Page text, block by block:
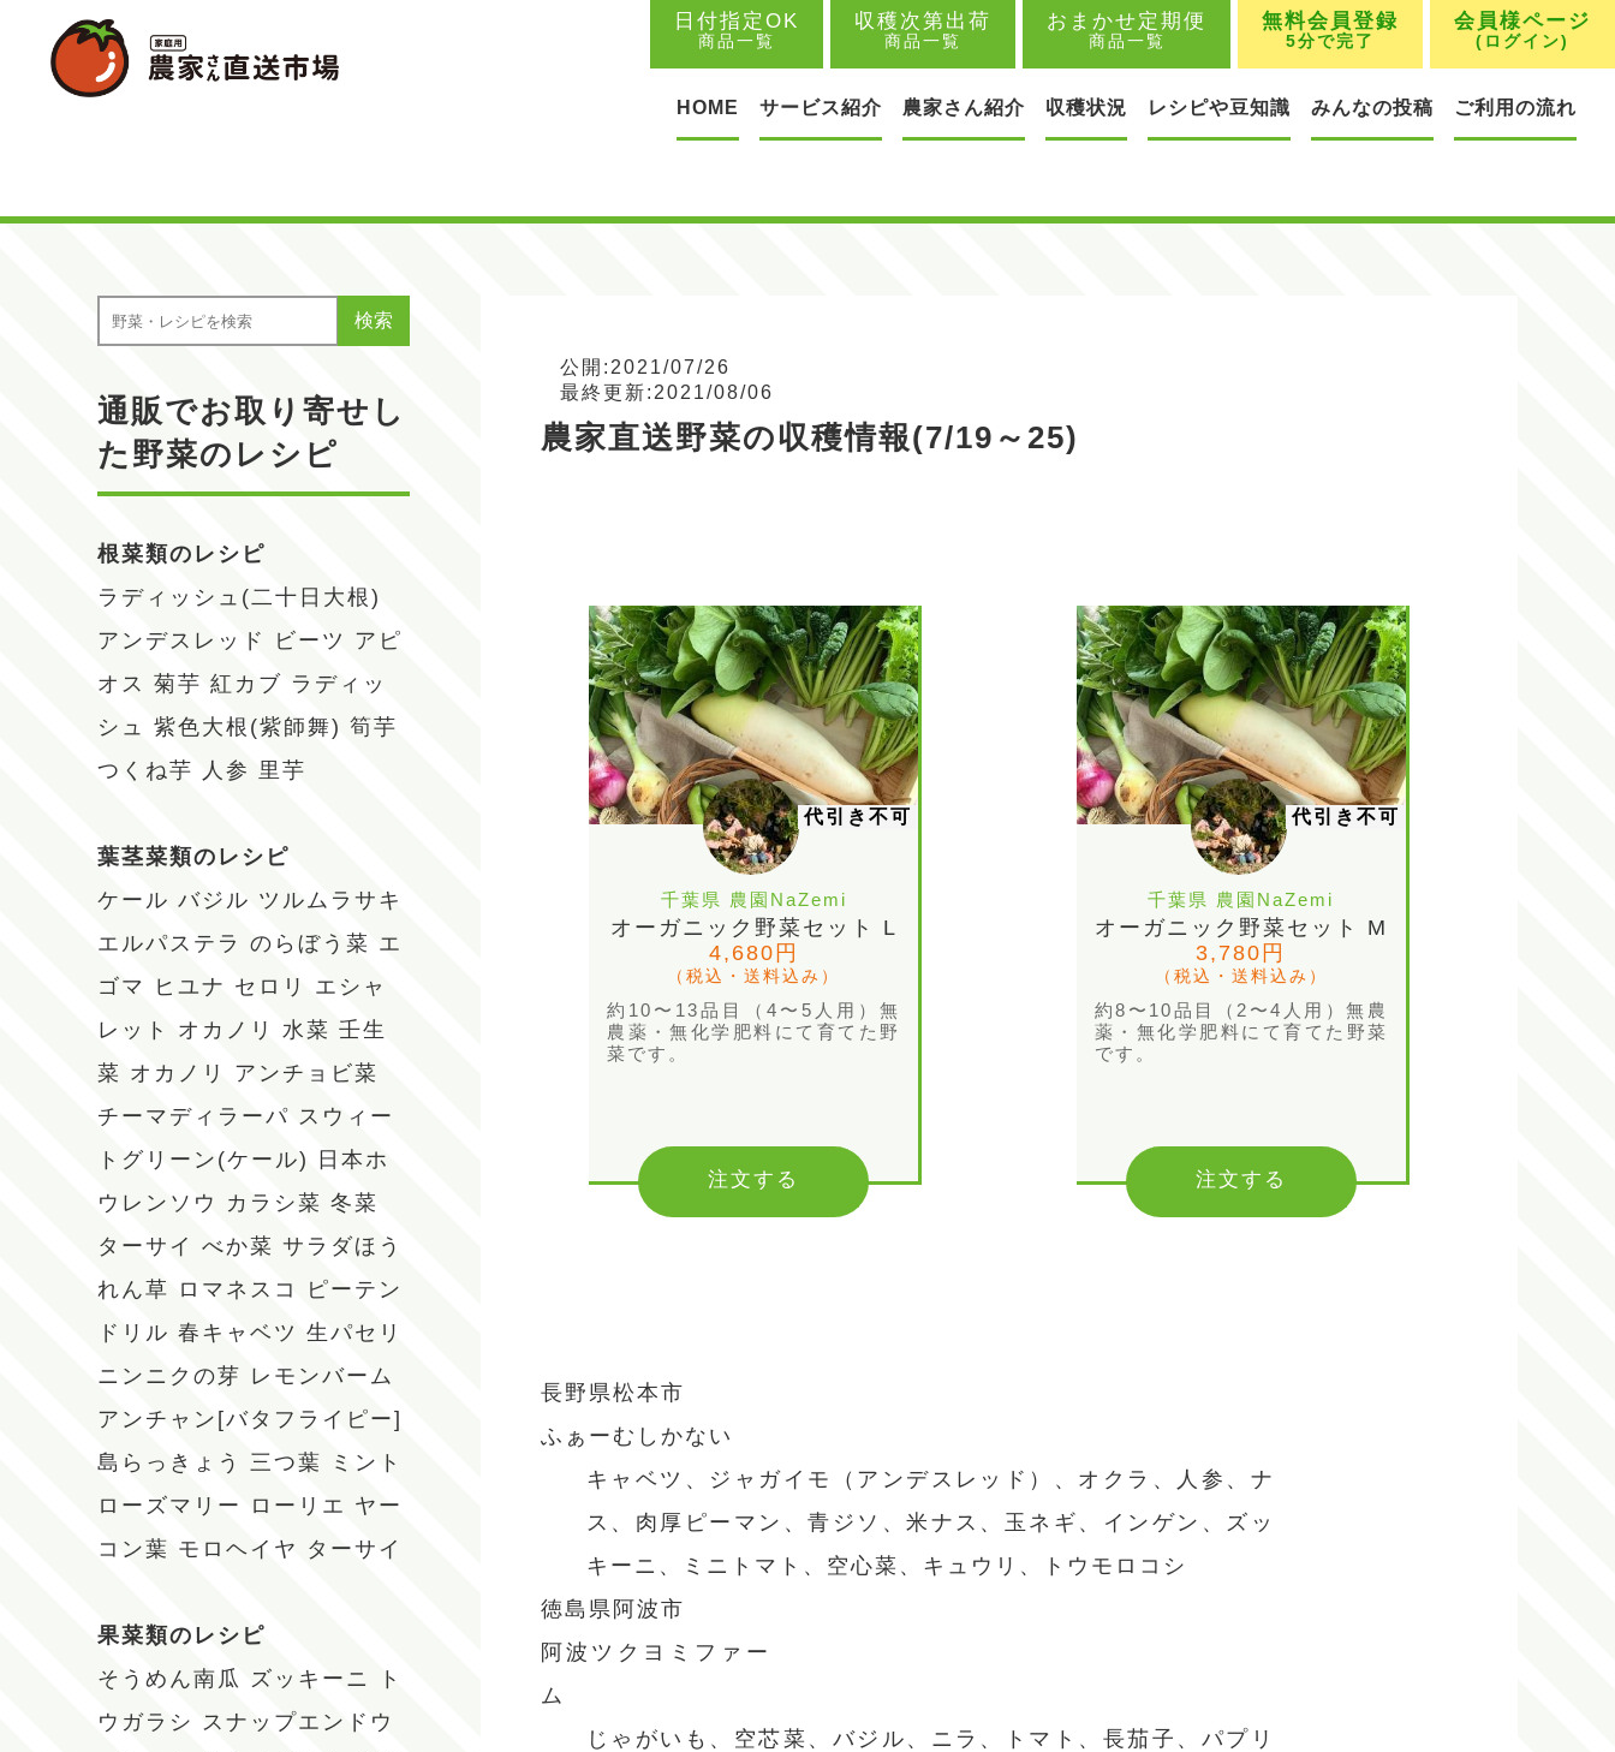
HOME サービス紹介 農家さん紹介 収穫状況 レシピや豆知識 みんなの投稿 ご利用の流れ
日付指定OK
商品一覧
収穫次第出荷
商品一覧
おまかせ定期便
商品一覧
無料会員登録
5分で完了
会員様ページ
(ログイン)
検索
通販でお取り寄せし
た野菜のレシピ
根菜類のレシピ
ラディッシュ(二十日大根)
アンデスレッド
ビーツ アピ
オス 菊芋 紅カブ ラディッ
シュ 紫色大根(紫師舞) 筍芋
つくね芋 人参 里芋
葉茎菜類のレシピ
ケール バジル ツルムラサキ
エルパステラ のらぼう菜 エ
ゴマ
ヒユナ セロリ
エシャ
レット
オカノリ 水菜 壬生
菜 オカノリ
アンチョビ菜
チーマディラーパ スウィー
トグリーン(ケール)
日本ホ
ウレンソウ
カラシ菜 冬菜
ターサイ べか菜 サラダほう
れん草 ロマネスコ
ピーテン
ドリル 春キャベツ 生パセリ
ニンニクの芽 レモンバーム
アンチャン[バタフライピー]
島らっきょう
三つ葉
ミント
ローズマリー
ローリエ ヤー
コン葉 モロヘイヤ ターサイ
果菜類のレシピ
そうめん南瓜 ズッキーニ
ト
ウガラシ スナップエンドウ
公開:2021/07/26
最終更新:2021/08/06
農家直送野菜の収穫情報(7/19～25)
代引き不可
千葉県 農園NaZemi
オーガニック野菜セット L
4,680円
（税込・送料込み）
約10〜13品目（4〜5人用）無
農薬・無化学肥料にて育てた野
菜です。
注文する
代引き不可
千葉県 農園NaZemi
オーガニック野菜セット M
3,780円
（税込・送料込み）
約8〜10品目（2〜4人用）無農
薬・無化学肥料にて育てた野菜
です。
注文する
長野県松本市
ふぁーむしかない
キャベツ、ジャガイモ（アンデスレッド）、オクラ、人参、ナ
ス、肉厚ピーマン、青ジソ、米ナス、玉ネギ、インゲン、ズッ
キーニ、ミニトマト、空心菜、キュウリ、トウモロコシ
徳島県阿波市
阿波ツクヨミファー
ム
じゃがいも、空芯菜、バジル、ニラ、トマト、長茄子、パプリ